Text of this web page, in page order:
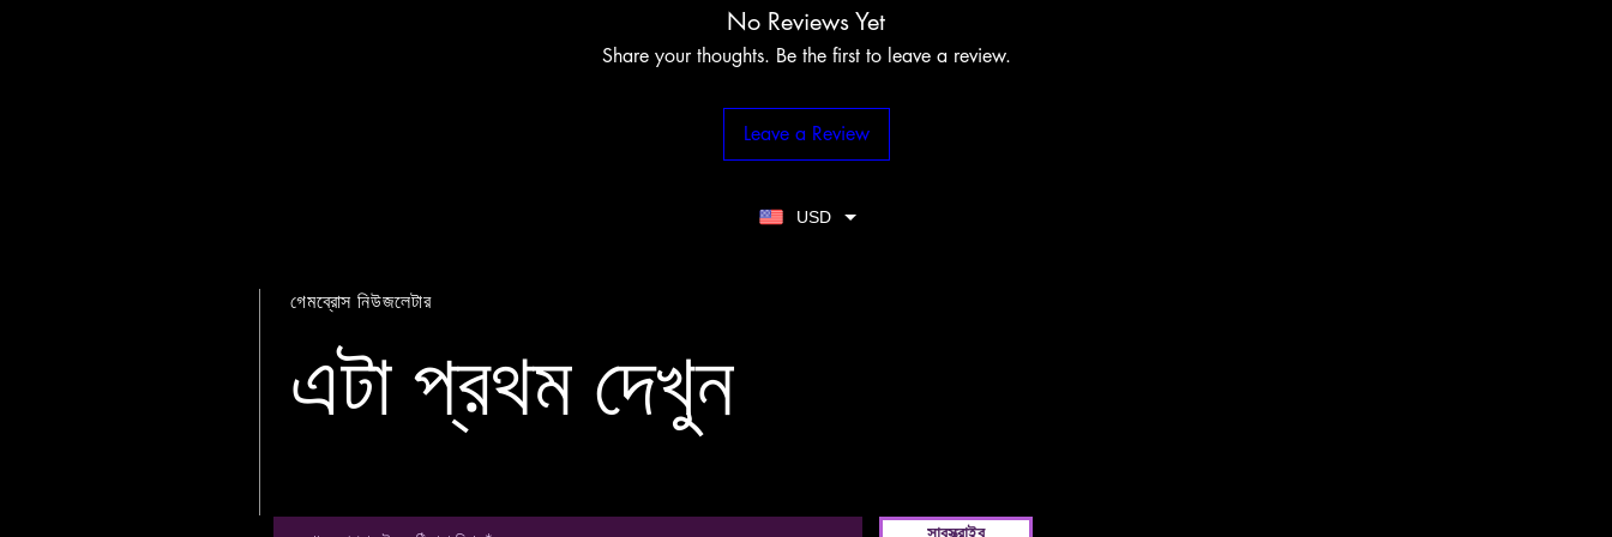
No Reviews Yet
Share your thoughts. Be the first to leave a review.
Leave a Review
USD
গেমব্রোস নিউজলেটার
এটা প্রথম দেখুন